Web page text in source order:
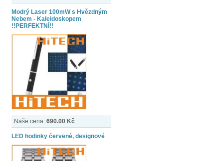
Modrý Laser 100mW s Hvězdným
Nebem - Kaleidoskopem
!!PERFEKTNÍ!!
Naše cena: 690.00 Kč
LED hodinky červené, designové